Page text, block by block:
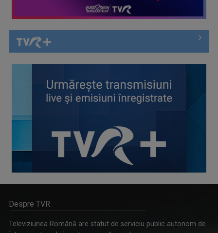
Despre TVR
Televiziunea Română are statut de serviciu public autonom de